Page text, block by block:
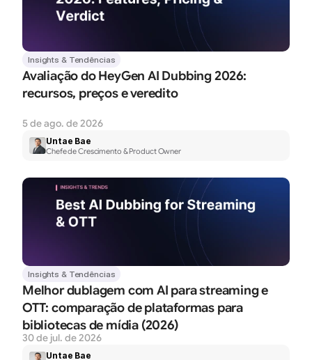
Insights & Tendências
Avaliação do HeyGen AI Dubbing 2026:
recursos, preços e veredito
5 de ago. de 2026
Untae Bae
Chefe de Crescimento & Product Owner
Insights & Tendências
Melhor dublagem com AI para streaming e
OTT: comparação de plataformas para
bibliotecas de mídia (2026)
30 de jul. de 2026
Untae Bae